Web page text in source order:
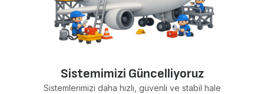
Sistemimizi Güncelliyoruz
Sistemlerimizi daha hızlı, güvenli ve stabil hale